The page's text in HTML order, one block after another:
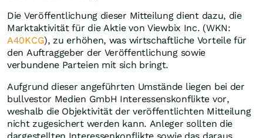
Die Veröffentlichung dieser Mitteilung dient dazu, die
Marktaktivität für die Aktie von Viewbix Inc. (WKN:
A40KCG), zu erhöhen, was wirtschaftliche Vorteile für
den Auftraggeber der Veröffentlichung sowie
verbundene Parteien mit sich bringt.
Aufgrund dieser angeführten Umstände liegen bei der
bullvestor Medien GmbH Interessenskonflikte vor,
weshalb die Objektivität der veröffentlichten Mitteilung
nicht zugesichert werden kann. Anleger sollten die